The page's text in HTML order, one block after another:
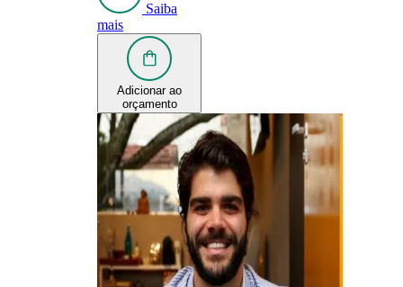
Saiba
mais
Adicionar ao
orçamento